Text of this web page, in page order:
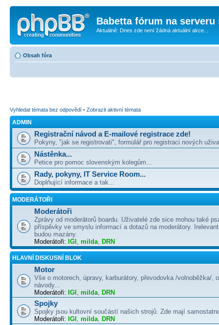
Babetta fórum na serveru
Aktuálně: Dnes zde není žádná aktuální akce...
Obsah fóra
Vyhledat témata bez odpovědí • Zobrazit aktivní témata
ADMIN
Registrační návod a E-mailové registrace zde!
Pokyny, "jak se registrovati", formulář pro registraci nových
Nástěnka...
Petice pro pomoc slovenským kolegům...
Rady, pokyny, IT Service Room...
Doplňující informace a tak...
MODERÁTOŘI
Moderátoři
Zprávy od moderátorů boardu. Uživatelé zde sice mohou také
příspěvky ve smyslu informací a dotazů na moderátory.
budou mazány.
Moderátoři: IGI , milda, DRN
HLAVNÍ DISKUSNÍ BLOK
Motor
Vše o motorech, úpravy, karburátory, převodovka /volnoběžka/,
návody...
Moderátoři: IGI , milda, DRN
Spojky
Spojky jsou kultovní součástí našich strojů. Zde mají
Moderátoři: IGI , milda, DRN